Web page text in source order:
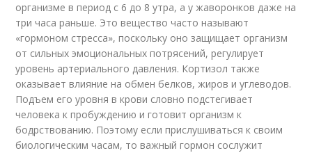
Позы для сна
Физиологический
Сон на скорость
организме в период с 6 до 8 утра, а у жаворонков даже на
три часа раньше. Это вещество часто называют
«гормоном стресса», поскольку оно защищает организм
от сильных эмоциональных потрясений, регулирует
уровень артериального давления. Кортизол также
оказывает влияние на обмен белков, жиров и углеводов.
Подъем его уровня в крови словно подстегивает
человека к пробуждению и готовит организм к
бодрствованию. Поэтому если прислушиваться к своим
биологическим часам, то важный гормон сослужит